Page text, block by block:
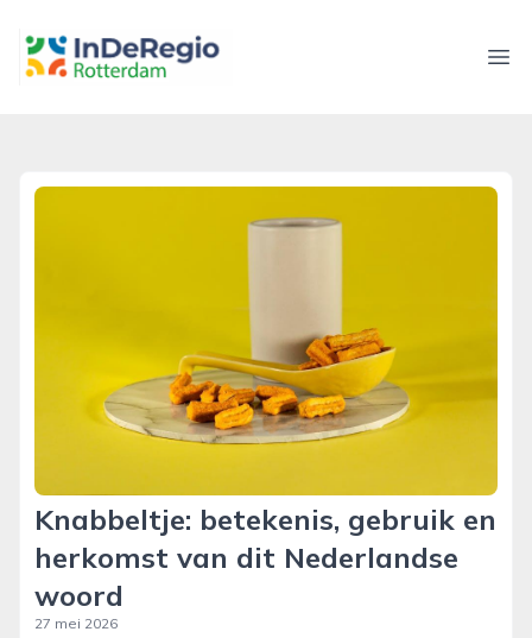
inderegiorotterdam.nl
Knabbeltje: betekenis, gebruik en
herkomst van dit Nederlandse
woord
27 mei 2026